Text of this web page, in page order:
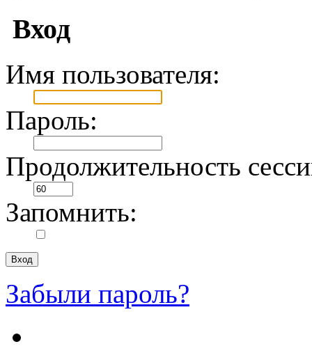
Вход
Имя пользователя:
Пароль:
Продолжительность
Запомнить:
Забыли пароль?